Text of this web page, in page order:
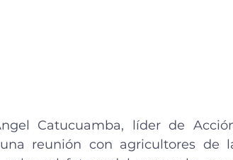
Catucuamba, líder de
reunión con agricultores de